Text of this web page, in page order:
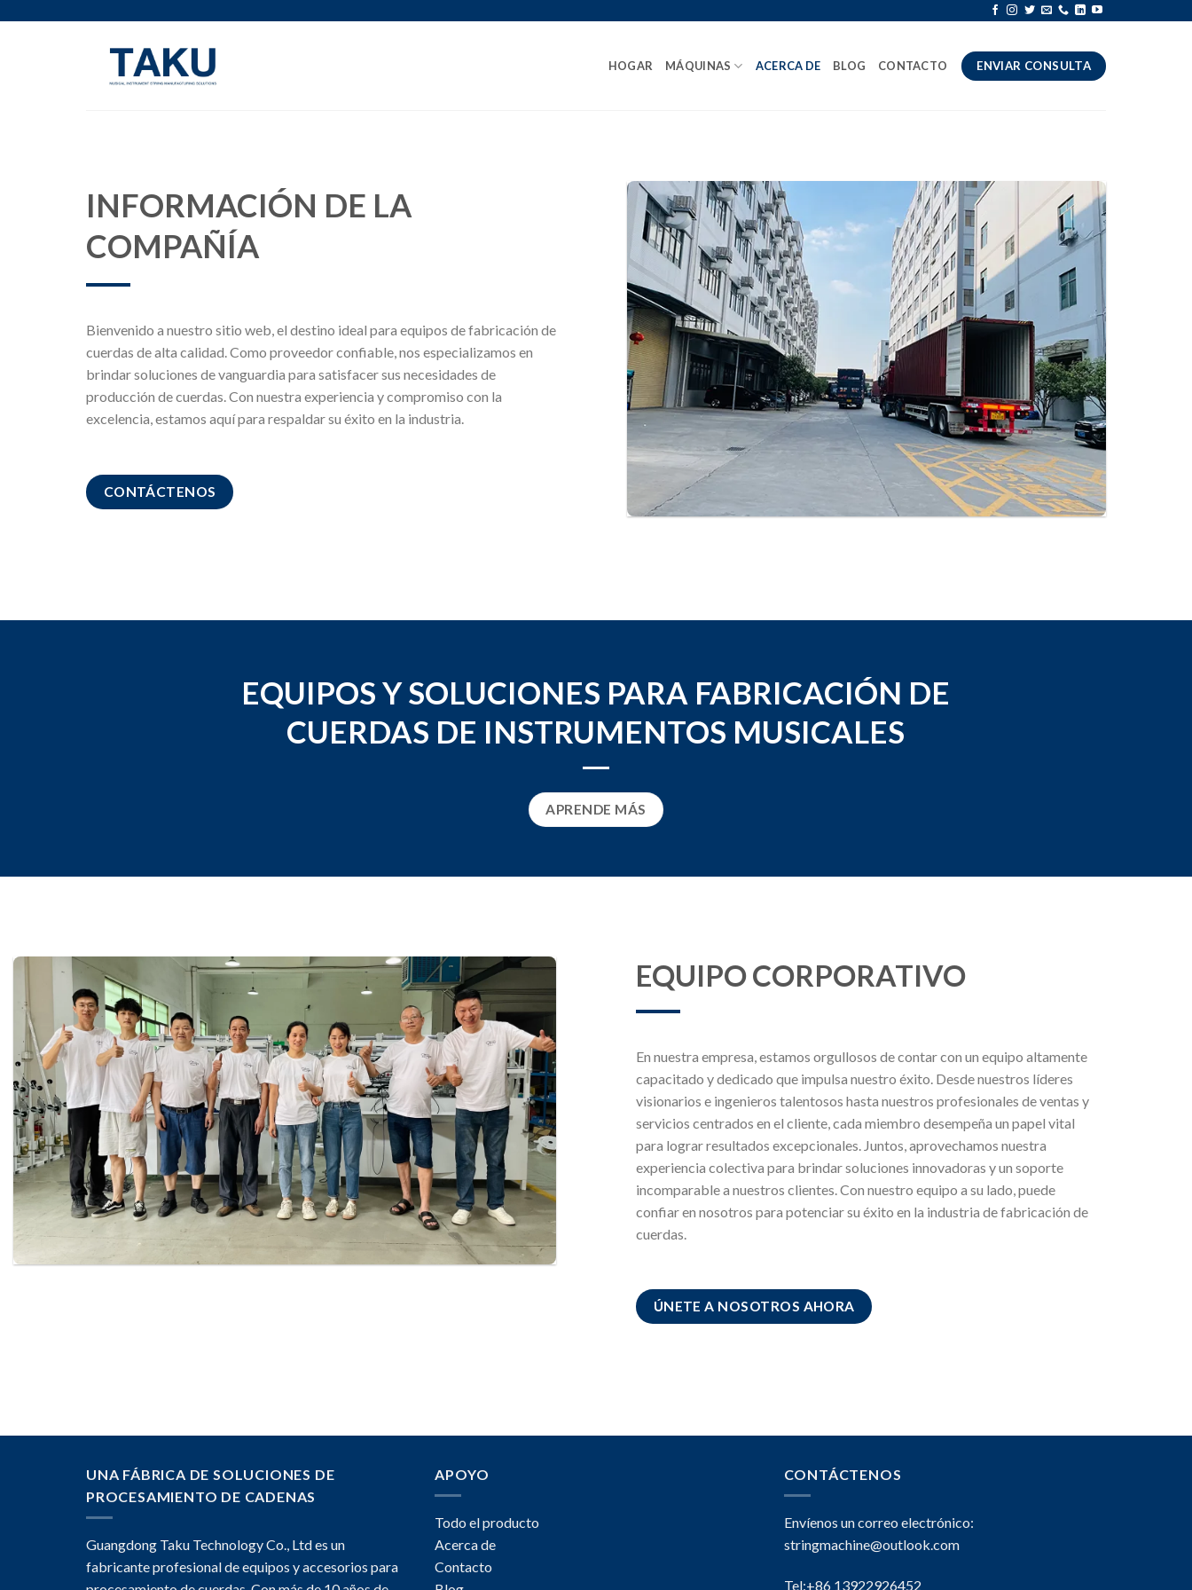
HOGAR MÁQUINAS ACERCA DE BLOG CONTACTO ENVIAR CONSULTA
INFORMACIÓN DE LA
COMPAÑÍA
Bienvenido a nuestro sitio web, el destino ideal para equipos de fabricación de
cuerdas de alta calidad. Como proveedor confiable, nos especializamos en
brindar soluciones de vanguardia para satisfacer sus necesidades de
producción de cuerdas. Con nuestra experiencia y compromiso con la
excelencia, estamos aquí para respaldar su éxito en la industria.
CONTÁCTENOS
EQUIPOS Y SOLUCIONES PARA FABRICACIÓN DE
CUERDAS DE INSTRUMENTOS MUSICALES
APRENDE MÁS
EQUIPO CORPORATIVO
En nuestra empresa, estamos orgullosos de contar con un equipo altamente
capacitado y dedicado que impulsa nuestro éxito. Desde nuestros líderes
visionarios e ingenieros talentosos hasta nuestros profesionales de ventas y
servicios centrados en el cliente, cada miembro desempeña un papel vital
para lograr resultados excepcionales. Juntos, aprovechamos nuestra
experiencia colectiva para brindar soluciones innovadoras y un soporte
incomparable a nuestros clientes. Con nuestro equipo a su lado, puede
confiar en nosotros para potenciar su éxito en la industria de fabricación de
cuerdas.
ÚNETE A NOSOTROS AHORA
UNA FÁBRICA DE SOLUCIONES DE
PROCESAMIENTO DE CADENAS
Guangdong Taku Technology Co., Ltd es un
fabricante profesional de equipos y accesorios para
APOYO
Todo el producto
Acerca de
Contacto
CONTÁCTENOS
Envíenos un correo electrónico:
stringmachine@outlook.com
Tel:+86 13922926452